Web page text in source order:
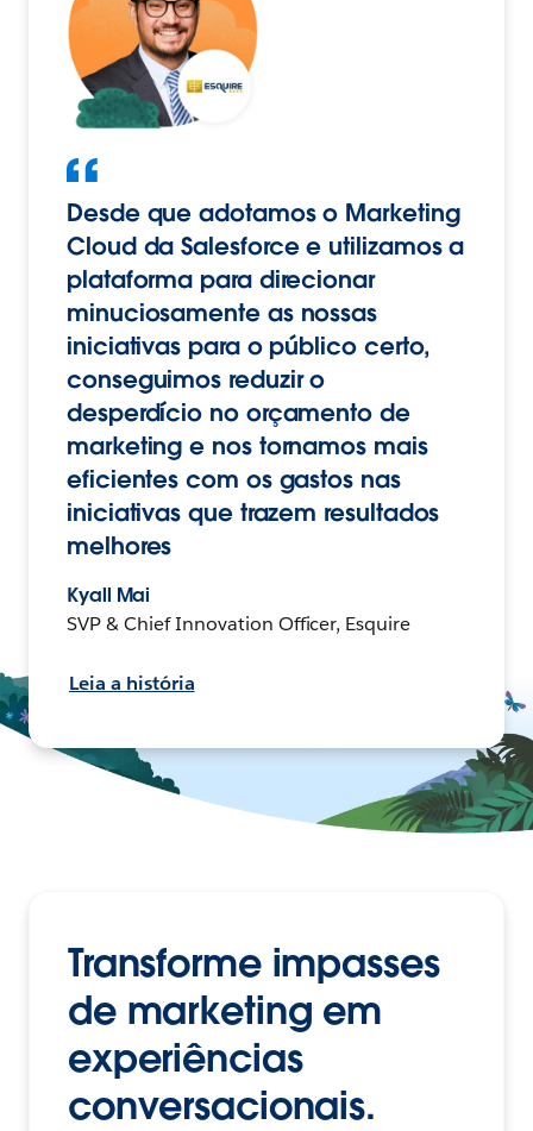
Desde que adotamos o Marketing
Cloud da Salesforce e utilizamos a
plataforma para direcionar
minuciosamente as nossas
iniciativas para o público certo,
conseguimos reduzir o
desperdício no orçamento de
marketing e nos tornamos mais
eficientes com os gastos nas
iniciativas que trazem resultados
melhores
Kyall Mai
SVP & Chief Innovation Officer, Esquire
Leia a história
Transforme impasses
de marketing em
experiências
conversacionais.